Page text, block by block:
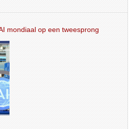
Leestafel # 108: AI mondiaal op een tweesprong